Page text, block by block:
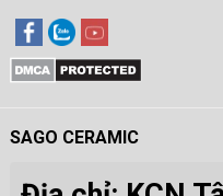
SAGO CERAMIC